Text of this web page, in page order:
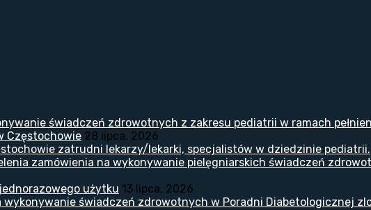
świadczeń zdrowotnych z zakresu pediatrii w ramach
Częstochowie 28 lipca, 2026
zatrudni lekarzy/lekarki, specjalistów w dziedzinie pediatrii.
zamówienia na wykonywanie pielęgniarskich świadczeń
użytku 13 lipca, 2026
wykonywanie świadczeń zdrowotnych w Poradni Diabetologicznej